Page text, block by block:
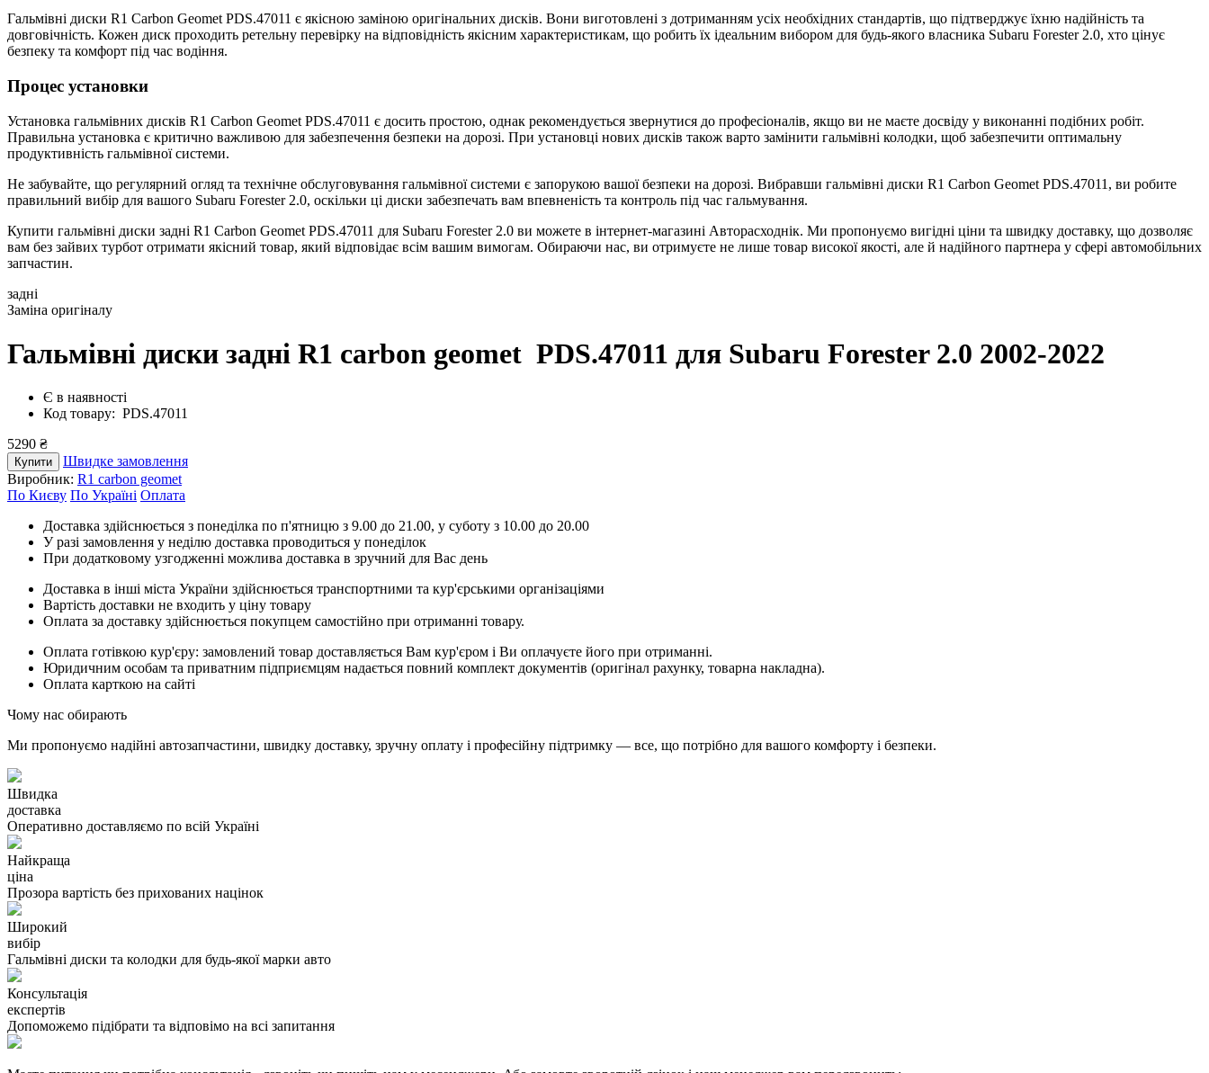
Гальмівні диски R1 Carbon Geomet PDS.47011 є якісною заміною оригінальних дисків. Вони виготовлені з дотриманням усіх необхідних стандартів, що підтверджує їхню надійність та
довговічність. Кожен диск проходить ретельну перевірку на відповідність якісним характеристикам, що робить їх ідеальним вибором для будь-якого власника Subaru Forester 2.0, хто цінує
безпеку та комфорт під час водіння.
Процес установки
Установка гальмівних дисків R1 Carbon Geomet PDS.47011 є досить простою, однак рекомендується звернутися до професіоналів, якщо ви не маєте досвіду у виконанні подібних робіт.
Правильна установка є критично важливою для забезпечення безпеки на дорозі. При установці нових дисків також варто замінити гальмівні колодки, щоб забезпечити оптимальну
продуктивність гальмівної системи.
Не забувайте, що регулярний огляд та технічне обслуговування гальмівної системи є запорукою вашої безпеки на дорозі. Вибравши гальмівні диски R1 Carbon Geomet PDS.47011, ви робите
правильний вибір для вашого Subaru Forester 2.0, оскільки ці диски забезпечать вам впевненість та контроль під час гальмування.
Купити гальмівні диски задні R1 Carbon Geomet PDS.47011 для Subaru Forester 2.0 ви можете в інтернет-магазині Авторасходнік. Ми пропонуємо вигідні ціни та швидку доставку, що дозволяє
вам без зайвих турбот отримати якісний товар, який відповідає всім вашим вимогам. Обираючи нас, ви отримуєте не лише товар високої якості, але й надійного партнера у сфері автомобільних
запчастин.
задні
Заміна оригіналу
Гальмівні диски задні R1 carbon geomet PDS.47011 для Subaru Forester 2.0 2002-2022
Є в наявності
Код товару: PDS.47011
5290 ₴
Купити
Швидке замовлення
Виробник: R1 carbon geomet
По Києву По Україні Оплата
Доставка здійснюється з понеділка по п'ятницю з 9.00 до 21.00, у суботу з 10.00 до 20.00
У разі замовлення у неділю доставка проводиться у понеділок
При додатковому узгодженні можлива доставка в зручний для Вас день
Доставка в інші міста України здійснюється транспортними та кур'єрськими організаціями
Вартість доставки не входить у ціну товару
Оплата за доставку здійснюється покупцем самостійно при отриманні товару.
Оплата готівкою кур'єру: замовлений товар доставляється Вам кур'єром і Ви оплачуєте його при отриманні.
Юридичним особам та приватним підприємцям надається повний комплект документів (оригінал рахунку, товарна накладна).
Оплата карткою на сайті
Чому нас обирають
Ми пропонуємо надійні автозапчастини, швидку доставку, зручну оплату і професійну підтримку — все, що потрібно для вашого комфорту і безпеки.
Швидка
доставка
Оперативно доставляємо по всій Україні
Найкраща
ціна
Прозора вартість без прихованих націнок
Широкий
вибір
Гальмівні диски та колодки для будь-якої марки авто
Консультація
експертів
Допоможемо підібрати та відповімо на всі запитання